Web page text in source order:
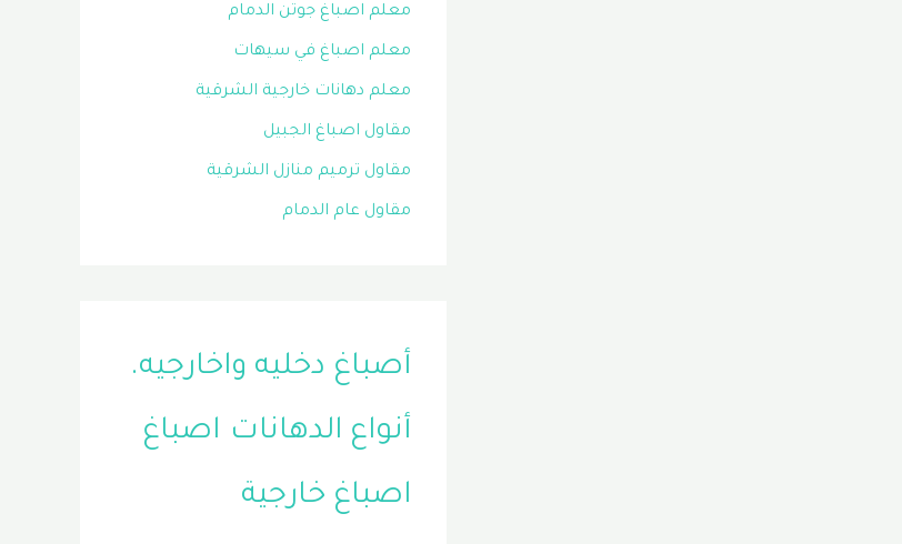
معلم اصباغ جوتن الدمام
معلم اصباغ في سيهات
معلم دهانات خارجية الشرقية
مقاول اصباغ الجبيل
مقاول ترميم منازل الشرقية
مقاول عام الدمام
أصباغ دخليه واخارجيه.
أنواع الدهانات اصباغ
اصباغ خارجية